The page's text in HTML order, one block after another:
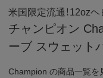
米国限定流通！12oz
チャンピオン
ーブ スウェット
Champion の商品一覧を